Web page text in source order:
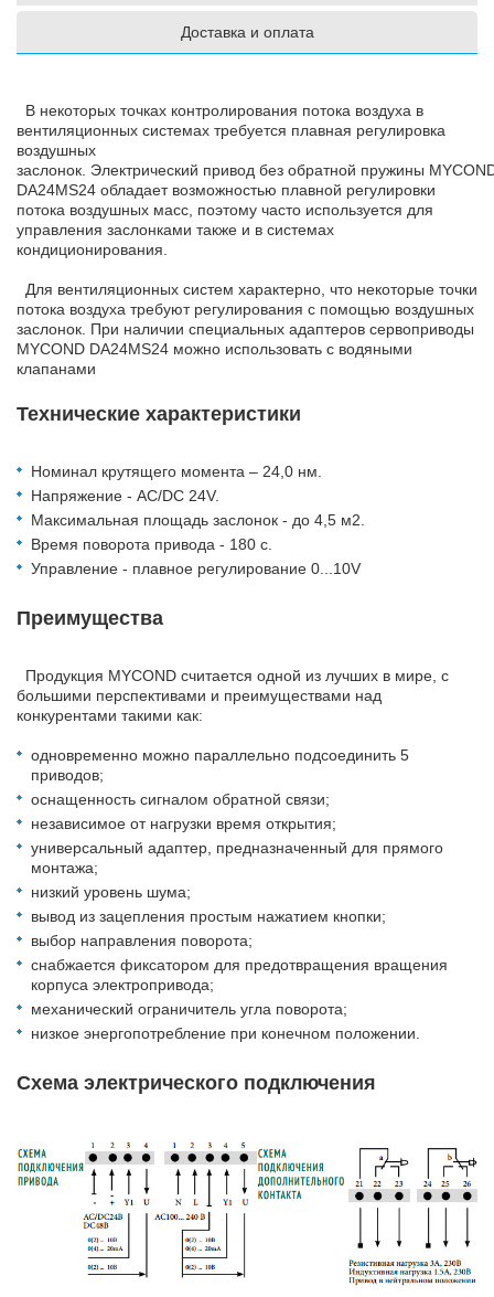
Доставка и оплата
В некоторых точках контролирования потока воздуха в
вентиляционных системах требуется плавная регулировка
воздушных
заслонок. Электрический привод без обратной пружины
DA24MS24 обладает возможностью плавной регулировки
потока воздушных масс, поэтому часто используется для
управления заслонками также и в системах
кондиционирования.
Для вентиляционных систем характерно, что некоторые точки
потока воздуха требуют регулирования с помощью воздушных
заслонок. При наличии специальных адаптеров сервоприводы
MYCOND DA24MS24 можно использовать с водяными
клапанами
Технические характеристики
Номинал крутящего момента – 24,0 нм.
Напряжение - AC/DC 24V.
Максимальная площадь заслонок - до 4,5 м2.
Время поворота привода - 180 с.
Управление - плавное регулирование 0...10V
Преимущества
Продукция MYCOND считается одной из лучших в мире, с
большими перспективами и преимуществами над
конкурентами такими как:
одновременно можно параллельно подсоединить 5
приводов;
оснащенность сигналом обратной связи;
независимое от нагрузки время открытия;
универсальный адаптер, предназначенный для прямого
монтажа;
низкий уровень шума;
вывод из зацепления простым нажатием кнопки;
выбор направления поворота;
снабжается фиксатором для предотвращения вращения
корпуса электропривода;
механический ограничитель угла поворота;
низкое энергопотребление при конечном положении.
Схема электрического подключения